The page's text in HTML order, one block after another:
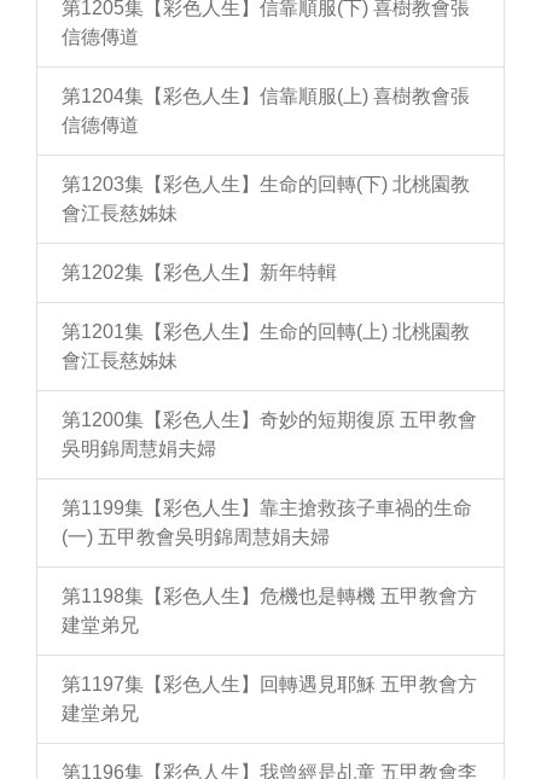
第1205集【彩色人生】信靠順服(下) 喜樹教會張
信德傳道
第1204集【彩色人生】信靠順服(上) 喜樹教會張
信德傳道
第1203集【彩色人生】生命的回轉(下) 北桃園教
會江長慈姊妹
第1202集【彩色人生】新年特輯
第1201集【彩色人生】生命的回轉(上) 北桃園教
會江長慈姊妹
第1200集【彩色人生】奇妙的短期復原 五甲教會
吳明錦周慧娟夫婦
第1199集【彩色人生】靠主搶救孩子車禍的生命
(一) 五甲教會吳明錦周慧娟夫婦
第1198集【彩色人生】危機也是轉機 五甲教會方
建堂弟兄
第1197集【彩色人生】回轉遇見耶穌 五甲教會方
建堂弟兄
第1196集【彩色人生】我曾經是乩童 五甲教會李